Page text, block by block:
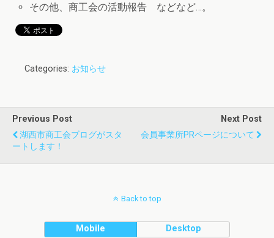
その他、商工会の活動報告 などなど…。
Categories: お知らせ
Previous Post
湖西市商工会ブログがスタ
ートします！
Next Post
会員事業所PRページについて
Back to top
Mobile Desktop